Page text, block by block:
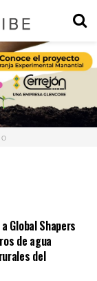
Global Shapers
de agua
del